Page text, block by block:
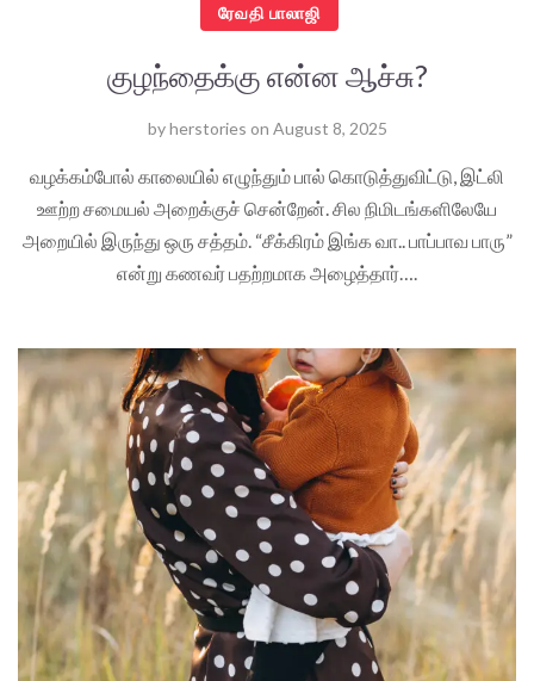
ரேவதி பாலாஜி
குழந்தைக்கு என்ன ஆச்சு?
byherstories on August 8, 2025
வழக்கம்போல் காலையில் எழுந்தும் பால் கொடுத்துவிட்டு, இட்லி
ஊற்ற சமையல் அறைக்குச் சென்றேன். சில நிமிடங்களிலேயே
அறையில் இருந்து ஒரு சத்தம். “சீக்கிரம் இங்க வா.. பாப்பாவ பாரு”
என்று கணவர் பதற்றமாக அழைத்தார்….